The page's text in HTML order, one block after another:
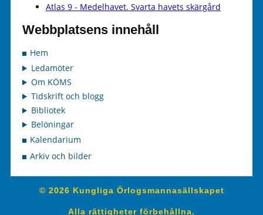
Atlas 9 - Medelhavet. Svarta havets skärgård
Webbplatsens innehåll
Hem
Ledamöter
Om KÖMS
Tidskrift och blogg
Bibliotek
Belöningar
Kalendarium
Arkiv och bilder
© 2026 Kungliga Örlogsmannasällskapet
Alla rättigheter förbehållna.